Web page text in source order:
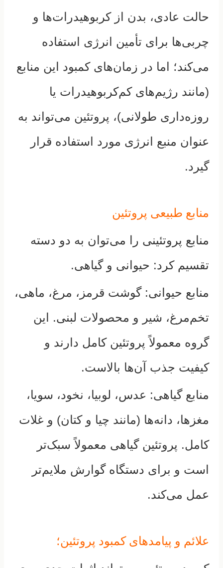
حالت عادی، بدن از کربوهیدرات‌ها و
چربی‌ها برای تأمین انرژی استفاده
می‌کند؛ اما در زمان‌های کمبود این منابع
(مانند رژیم‌های کم‌کربوهیدرات یا
روزه‌داری طولانی)، پروتئین می‌تواند به
عنوان منبع انرژی مورد استفاده قرار
گیرد.
منابع طبیعی پروتئین
منابع پروتئینی را می‌توان به دو دسته
تقسیم کرد: حیوانی و گیاهی.
منابع حیوانی:گوشت قرمز، مرغ، ماهی،
تخم‌مرغ، شیر و محصولات لبنی.
این
گروه معمولاً پروتئین کامل دارند و
کیفیت جذب آن‌ها بالاست.
منابع گیاهی: عدس، لوبیا، نخود، سویا،
مغزها، دانه‌ها (مانند چیا و کتان) و غلات
کامل. پروتئین گیاهی معمولاً سبک‌تر
است و برای دستگاه گوارش ملایم‌تر
عمل می‌کند.
علائم و پیامدهای کمبود پروتئین؛